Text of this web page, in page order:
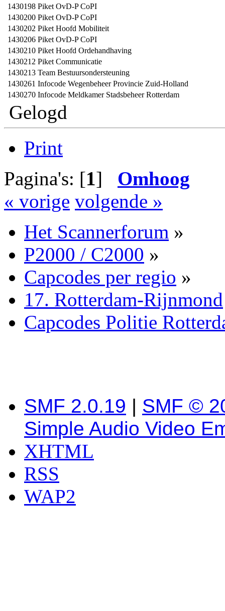
1430198 Piket OvD-P CoPI
1430200 Piket OvD-P CoPI
1430202 Piket Hoofd Mobiliteit
1430206 Piket OvD-P CoPI
1430210 Piket Hoofd Ordehandhaving
1430212 Piket Communicatie
1430213 Team Bestuursondersteuning
1430261 Infocode Wegenbeheer Provincie Zuid-Holland
1430270 Infocode Meldkamer Stadsbeheer Rotterdam
Gelogd
Print
Pagina's: [1] Omhoog
« vorige volgende »
Het Scannerforum »
P2000 / C2000 »
Capcodes per regio »
17. Rotterdam-Rijnmond
Capcodes Politie
SMF 2.0.19 | SMF ©
Simple Audio Video
XHTML
RSS
WAP2